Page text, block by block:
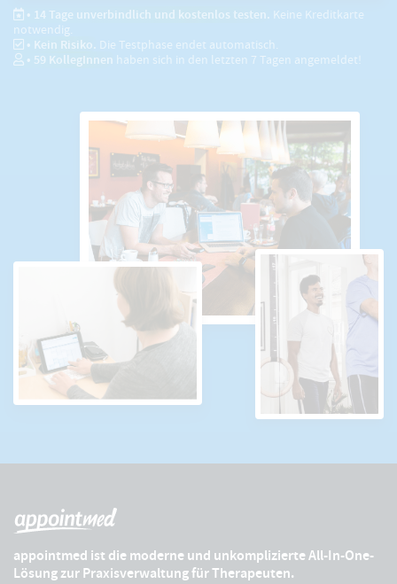
• 14 Tage unverbindlich und kostenlos testen. Keine Kreditkarte
notwendig.
• Kein Risiko. Die Testphase endet automatisch.
• 59 KollegInnen haben sich in den letzten 7 Tagen angemeldet!
appointmed ist die moderne und unkomplizierte All-In-One-
Lösung zur Praxisverwaltung für Therapeuten.